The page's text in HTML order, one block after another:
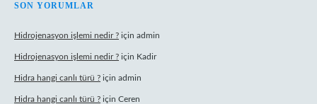
SON YORUMLAR
Hidrojenasyon işlemi nedir ? için admin
Hidrojenasyon işlemi nedir ? için Kadir
Hidra hangi canlı türü ? için admin
Hidra hangi canlı türü ? için Ceren